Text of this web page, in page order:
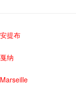
安提布
戛纳
Marseille